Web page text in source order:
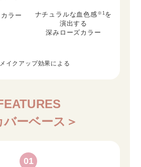
ラー ナチュラルな血色感 ※1を
演出する
深みローズカラー
イクアップ効果による
バーベース＞
01